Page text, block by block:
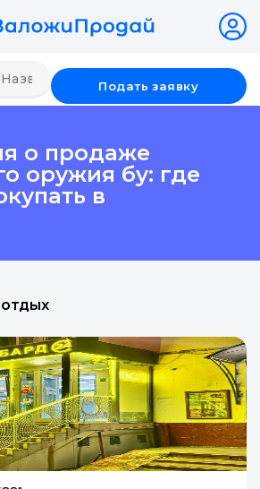
Подать заявку
о продаже
оружия бу: где
в